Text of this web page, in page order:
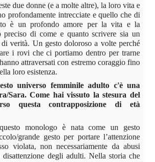
due donne (e a molte altre), la loro vita e
profondamente intrecciate e quello che di
è un profondo amore per la vita e la
preciso di come e quanto scrivere sia un
verità. Un gesto doloroso a volte perché
i rovi che ci portiamo dentro per trarne
attraversati con estremo coraggio fino
loro esistenza.
universo femminile adulto c'è una
Sara. Come hai vissuto la stesura del
questa contrapposizione di età
monologo è nata come un gesto
grande gesto per portare l’attenzione
violata, non necessariamente da abusi
degli adulti. Nella storia che